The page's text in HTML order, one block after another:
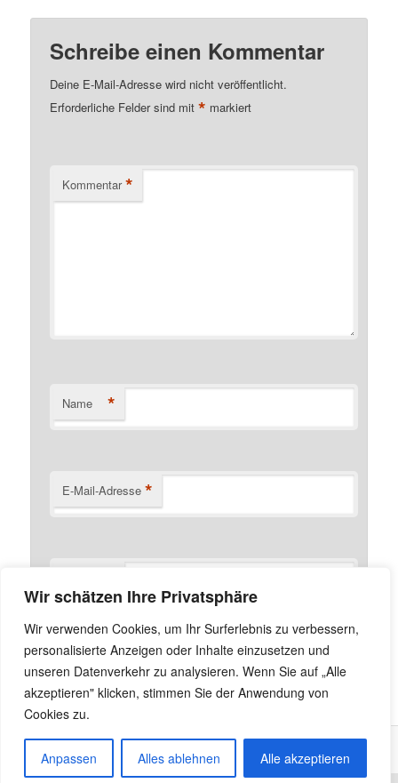
Wir schätzen Ihre Privatsphäre
Wir verwenden Cookies, um Ihr Surferlebnis zu verbessern,
personalisierte Anzeigen oder Inhalte einzusetzen und
unseren Datenverkehr zu analysieren. Wenn Sie auf „Alle
akzeptieren" klicken, stimmen Sie der Anwendung von
Cookies zu.
Anpassen Alles ablehnen Alle akzeptieren
Schreibe einen Kommentar
Deine E-Mail-Adresse wird nicht veröffentlicht.
Erforderliche Felder sind mit* markiert
Kommentar *
Name *
E-Mail-Adresse *
Name, E-Mail-Adresse und Website in diesem Browser
für meinen nächsten Kommentar speichern.